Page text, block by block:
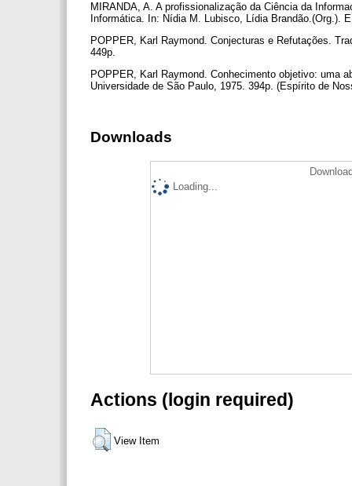
MIRANDA, A. A profissionalização da Ciência da
Informática. In: Nídia M. Lubisco, Lídia Brandão.(Org.).
POPPER, Karl Raymond. Conjecturas e Refutações.
449p.
POPPER, Karl Raymond. Conhecimento objetivo: uma
Universidade de São Paulo, 1975. 394p. (Espírito de
Downloads
Loading...
Actions (login required)
View Item